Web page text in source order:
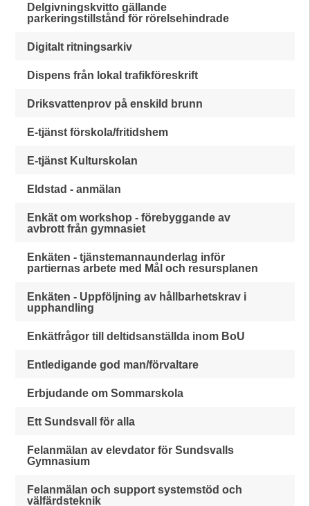
Delgivningskvitto gällande
parkeringstillstånd för rörelsehindrade
Digitalt ritningsarkiv
Dispens från lokal trafikföreskrift
Driksvattenprov på enskild brunn
E-tjänst förskola/fritidshem
E-tjänst Kulturskolan
Eldstad - anmälan
Enkät om workshop - förebyggande av
avbrott från gymnasiet
Enkäten - tjänstemannaunderlag inför
partiernas arbete med Mål och resursplanen
Enkäten - Uppföljning av hållbarhetskrav i
upphandling
Enkätfrågor till deltidsanställda inom BoU
Entledigande god man/förvaltare
Erbjudande om Sommarskola
Ett Sundsvall för alla
Felanmälan av elevdator för Sundsvalls
Gymnasium
Felanmälan och support systemstöd och
välfärdsteknik